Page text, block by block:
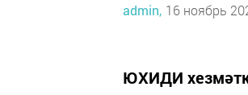
admin, 16 ноябрь
ЮХИДИ